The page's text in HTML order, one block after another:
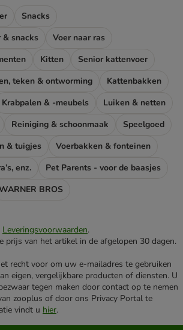
Snacks
& snacks
Voer naar ras
Kitten
Senior kattenvoer
teken & ontworming
Kattenbakken
Krabpalen & -meubels
Luiken & netten
Reiniging & schoonmaak
Speelgoed
& tuigjes
Voerbakken & fonteinen
enz.
Pet Parents - voor de baasjes
BROS
Leveringsvoorwaarden.
prijs van het artikel in de afgelopen 30 dagen.
recht voor om uw e-mailadres te gebruiken
eigen, vergelijkbare producten of diensten. U
tegen maken door contact op te nemen
zooplus of door ons Privacy Portal te
vindt u hier.